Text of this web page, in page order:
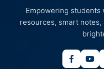
Empowering students
resources, smart